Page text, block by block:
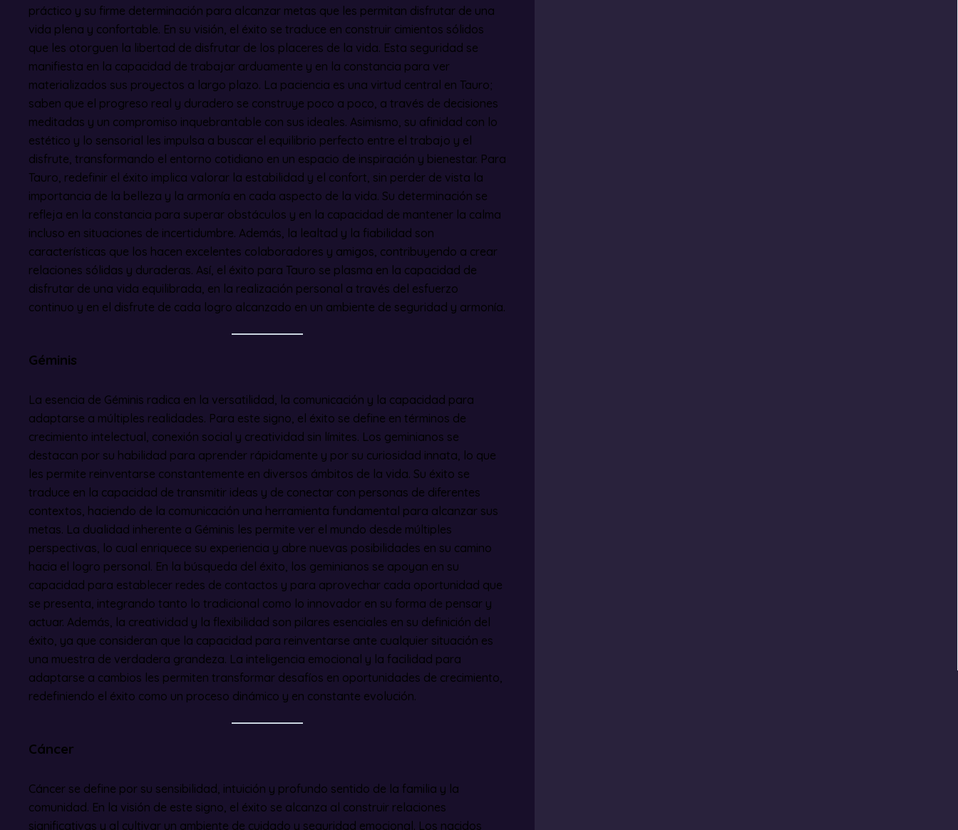
práctico y su firme determinación para alcanzar metas que les permitan disfrutar de una
vida plena y confortable. En su visión, el éxito se traduce en construir cimientos sólidos
que les otorguen la libertad de disfrutar de los placeres de la vida. Esta seguridad se
manifiesta en la capacidad de trabajar arduamente y en la constancia para ver
materializados sus proyectos a largo plazo. La paciencia es una virtud central en Tauro;
saben que el progreso real y duradero se construye poco a poco, a través de decisiones
meditadas y un compromiso inquebrantable con sus ideales. Asimismo, su afinidad con lo
estético y lo sensorial les impulsa a buscar el equilibrio perfecto entre el trabajo y el
disfrute, transformando el entorno cotidiano en un espacio de inspiración y bienestar. Para
Tauro, redefinir el éxito implica valorar la estabilidad y el confort, sin perder de vista la
importancia de la belleza y la armonía en cada aspecto de la vida. Su determinación se
refleja en la constancia para superar obstáculos y en la capacidad de mantener la calma
incluso en situaciones de incertidumbre. Además, la lealtad y la fiabilidad son
características que los hacen excelentes colaboradores y amigos, contribuyendo a crear
relaciones sólidas y duraderas. Así, el éxito para Tauro se plasma en la capacidad de
disfrutar de una vida equilibrada, en la realización personal a través del esfuerzo
continuo y en el disfrute de cada logro alcanzado en un ambiente de seguridad y armonía.
Géminis
La esencia de Géminis radica en la versatilidad, la comunicación y la capacidad para
adaptarse a múltiples realidades. Para este signo, el éxito se define en términos de
crecimiento intelectual, conexión social y creatividad sin límites. Los geminianos se
destacan por su habilidad para aprender rápidamente y por su curiosidad innata, lo que
les permite reinventarse constantemente en diversos ámbitos de la vida. Su éxito se
traduce en la capacidad de transmitir ideas y de conectar con personas de diferentes
contextos, haciendo de la comunicación una herramienta fundamental para alcanzar sus
metas. La dualidad inherente a Géminis les permite ver el mundo desde múltiples
perspectivas, lo cual enriquece su experiencia y abre nuevas posibilidades en su camino
hacia el logro personal. En la búsqueda del éxito, los geminianos se apoyan en su
capacidad para establecer redes de contactos y para aprovechar cada oportunidad que
se presenta, integrando tanto lo tradicional como lo innovador en su forma de pensar y
actuar. Además, la creatividad y la flexibilidad son pilares esenciales en su definición del
éxito, ya que consideran que la capacidad para reinventarse ante cualquier situación es
una muestra de verdadera grandeza. La inteligencia emocional y la facilidad para
adaptarse a cambios les permiten transformar desafíos en oportunidades de crecimiento,
redefiniendo el éxito como un proceso dinámico y en constante evolución.
Cáncer
Cáncer se define por su sensibilidad, intuición y profundo sentido de la familia y la
comunidad. En la visión de este signo, el éxito se alcanza al construir relaciones
significativas y al cultivar un ambiente de cuidado y seguridad emocional. Los nacidos